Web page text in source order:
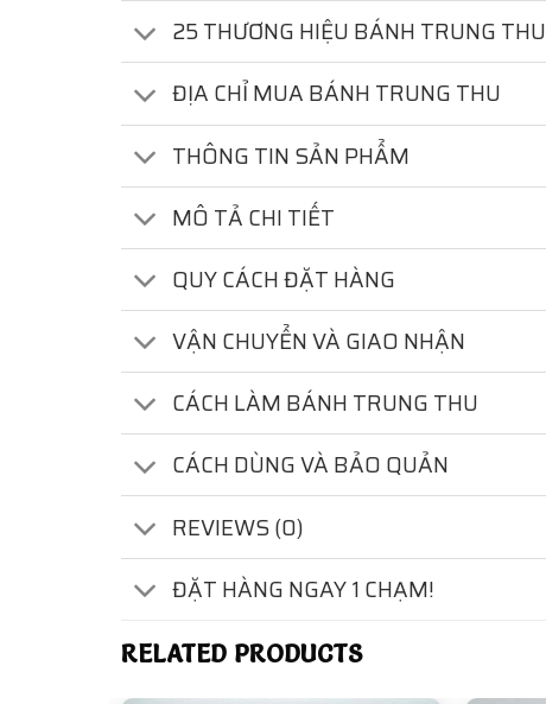
25 THƯƠNG HIỆU BÁNH TRUNG THU
ĐỊA CHỈ MUA BÁNH TRUNG THU
THÔNG TIN SẢN PHẨM
MÔ TẢ CHI TIẾT
QUY CÁCH ĐẶT HÀNG
VẬN CHUYỂN VÀ GIAO NHẬN
CÁCH LÀM BÁNH TRUNG THU
CÁCH DÙNG VÀ BẢO QUẢN
REVIEWS (0)
ĐẶT HÀNG NGAY 1 CHẠM!
RELATED PRODUCTS